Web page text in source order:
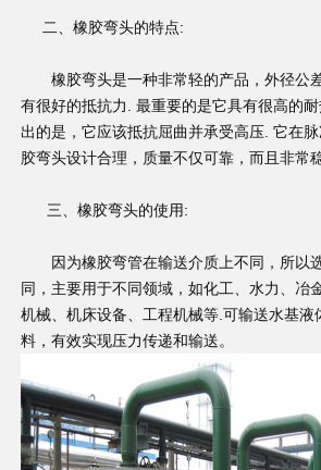
二、橡胶弯头的特点:
橡胶弯头是一种非常轻的产品，外径公
有很好的抵抗力. 最重要的是它具有很高的
出的是，它应该抵抗屈曲并承受高压. 它在
胶弯头设计合理，质量不仅可靠，而且非常
三、橡胶弯头的使用:
因为橡胶弯管在输送介质上不同，所以
同，主要用于不同领域，如化工、水力、冶
机械、机床设备、工程机械等.可输送水基液
料，有效实现压力传递和输送。